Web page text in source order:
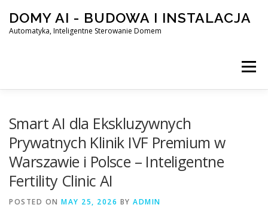
content
DOMY AI - BUDOWA I INSTALACJA
Automatyka, Inteligentne Sterowanie Domem
Menu
SMART DOM AI – AUTOMATYKA, INTELIGENTNE
BLOG KONTAKT
Smart AI dla Ekskluzywnych
Prywatnych Klinik IVF Premium w
Warszawie i Polsce – Inteligentne
Fertility Clinic AI
POSTED ON MAY 25, 2026 BY ADMIN